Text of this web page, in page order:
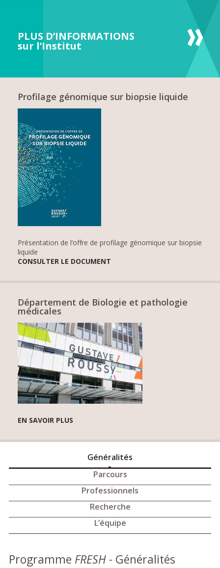
PLUS D’INFORMATIONS
sur l’Institut
Profilage génomique sur biopsie liquide
Présentation de l’offre de profilage génomique sur biopsie
liquide
CONSULTER LE DOCUMENT
Département de Biologie et pathologie
médicales
EN SAVOIR PLUS
Généralités
Parcours
Professionnels
Recherche
L’équipe
Programme FRESH - Généralités